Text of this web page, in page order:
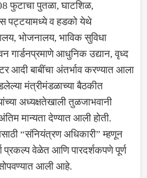
फुटाचा पुतळा, घाटशिळ,
पट्टयामध्ये व हडको येथे
भोजनालय, भाविक सुविधा
गार्डनप्रमाणे आधुनिक उद्यान, वृध्द
आदी बाबींचा अंतर्भाव करण्यात आला
मंत्रीमंडळाच्या बैठकीत
अध्यक्षतेखाली तुळजाभवानी
मान्यता देण्यात आली होती.
“संनियंत्रण अधिकारी” म्हणून
वेळेत आणि पारदर्शकपणे पूर्ण
सोपवण्यात आली आहे.